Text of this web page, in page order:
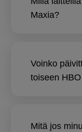
Maxia?
Voinko
toiseen
Mitä jos